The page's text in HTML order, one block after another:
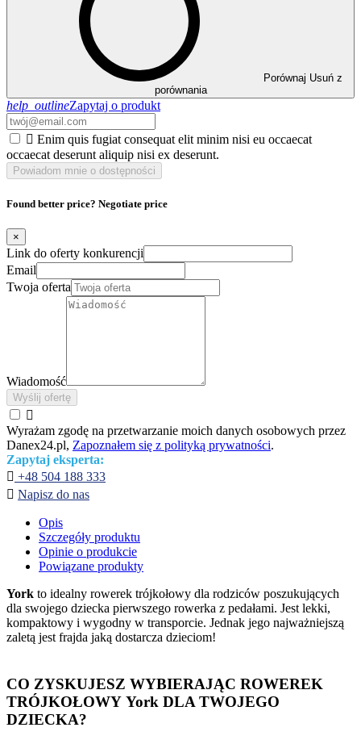
Porównaj Usuń z
porównania
help_outlineZapytaj o produkt
 Enim quis fugiat consequat elit minim nisi eu occaecat
occaecat deserunt aliquip nisi ex deserunt.
Powiadom mnie o dostępności
Found better price? Negotiate price
×
Link do oferty konkurencji
Email
Twoja oferta
Wiadomość
Wyślij ofertę

Wyrażam zgodę na przetwarzanie moich danych osobowych przez
Danex24.pl, Zapoznałem się z polityką prywatności.
Zapytaj eksperta:
 +48 504 188 333
 Napisz do nas
Opis
Szczegóły produktu
Opinie o produkcie
Powiązane produkty
York to idealny rowerek trójkołowy dla rodziców poszukujących
dla swojego dziecka pierwszego rowerka z pedałami. Jest lekki,
kompaktowy i wygodny w transporcie. Jednak jego najważniejszą
zaletą jest frajda jaką dostarcza dzieciom!
CO ZYSKUJESZ WYBIERAJĄC ROWEREK
TRÓJKOŁOWY York DLA TWOJEGO
DZIECKA?